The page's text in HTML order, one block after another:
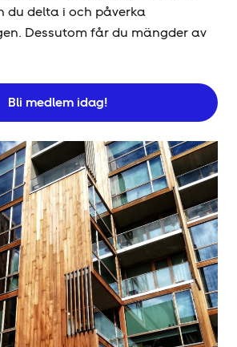
du delta i och påverka
Dessutom får du mängder av
Bli medlem idag!